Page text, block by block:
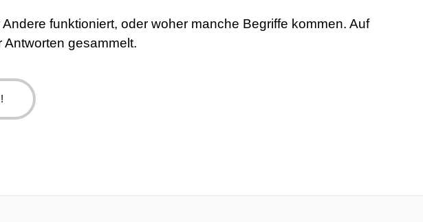
funktioniert, oder woher manche Begriffe kommen. Auf
gesammelt.